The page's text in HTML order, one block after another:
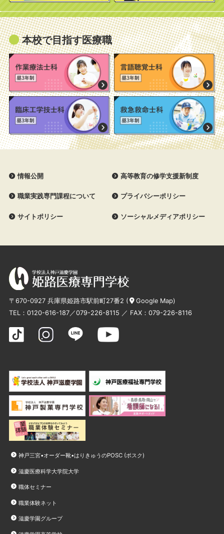
本校で目指す医療職
情報公開 高等教育の修学支援新制度
職業実践専門課程について プライバシーポリシー
サイトポリシー ソーシャルメディアポリシー
〒670-0927 兵庫県姫路市駅前町27番2 ( Google Map)
TEL： 0120-616-187／079-226-8115 ／ FAX：079-226-8116
神戸三宮•オーダー靴•はりきゅうのPOSC (ポスク)
滋慶医療科学大学院大学
職体セミナー
職業体験ネット
滋慶学園グループ